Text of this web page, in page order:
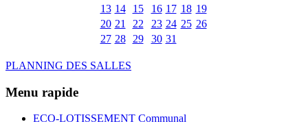
13 14 15 16 17 18 19
20 21 22 23 24 25 26
27 28 29 30 31
PLANNING DES SALLES
Menu rapide
ECO-LOTISSEMENT Communal